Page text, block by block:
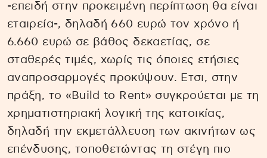
-επειδή στην προκειμένη περίπτωση θα είναι
εταιρεία-, δηλαδή 660 ευρώ τον χρόνο ή
6.660 ευρώ σε βάθος δεκαετίας, σε
σταθερές τιμές, χωρίς τις όποιες ετήσιες
αναπροσαρμογές προκύψουν. Ετσι, στην
πράξη, το «Build to Rent» συγκρούεται με τη
χρηματιστηριακή λογική της κατοικίας,
δηλαδή την εκμετάλλευση των ακινήτων ως
επένδυσης, τοποθετώντας τη στέγη πιο